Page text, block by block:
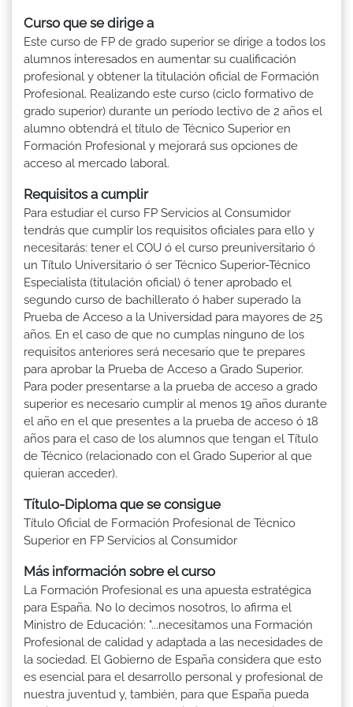
Curso que se dirige a
Este curso de FP de grado superior se dirige a todos los
alumnos interesados en aumentar su cualificación
profesional y obtener la titulación oficial de Formación
Profesional. Realizando este curso (ciclo formativo de
grado superior) durante un período lectivo de 2 años el
alumno obtendrá el título de Técnico Superior en
Formación Profesional y mejorará sus opciones de
acceso al mercado laboral.
Requisitos a cumplir
Para estudiar el curso FP Servicios al Consumidor
tendrás que cumplir los requisitos oficiales para ello y
necesitarás: tener el COU ó el curso preuniversitario ó
un Título Universitario ó ser Técnico Superior-Técnico
Especialista (titulación oficial) ó tener aprobado el
segundo curso de bachillerato ó haber superado la
Prueba de Acceso a la Universidad para mayores de 25
años. En el caso de que no cumplas ninguno de los
requisitos anteriores será necesario que te prepares
para aprobar la Prueba de Acceso a Grado Superior.
Para poder presentarse a la prueba de acceso a grado
superior es necesario cumplir al menos 19 años durante
el año en el que presentes a la prueba de acceso ó 18
años para el caso de los alumnos que tengan el Título
de Técnico (relacionado con el Grado Superior al que
quieran acceder).
Título-Diploma que se consigue
Título Oficial de Formación Profesional de Técnico
Superior en FP Servicios al Consumidor
Más información sobre el curso
La Formación Profesional es una apuesta estratégica
para España. No lo decimos nosotros, lo afirma el
Ministro de Educación: "...necesitamos una Formación
Profesional de calidad y adaptada a las necesidades de
la sociedad. El Gobierno de España considera que esto
es esencial para el desarrollo personal y profesional de
nuestra juventud y, también, para que España pueda